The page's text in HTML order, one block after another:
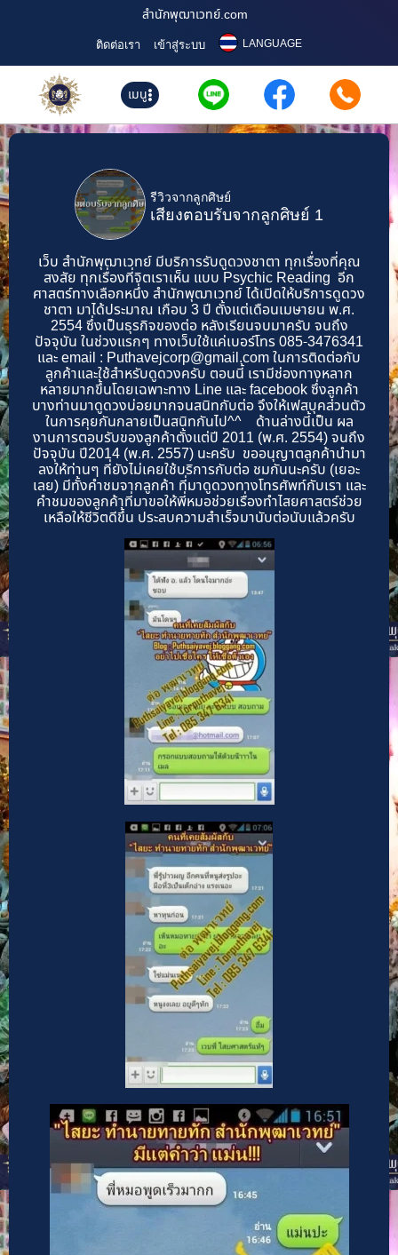
สำนักพุฒาเวทย์.com
ติดต่อเรา เข้าสู่ระบบ LANGUAGE
เมนู
รีวิวจากลูกศิษย์
เสียงตอบรับจากลูกศิษย์ 1
เว็บ สำนักพุฒาเวทย์ มีบริการรับดูดวงชาตา ทุกเรื่องที่คุณ
สงสัย ทุกเรื่องที่จิตเราเห็น แบบ Psychic Reading อีก
ศาสตร์ทางเลือกหนึ่ง สำนักพุฒาเวทย์ ได้เปิดให้บริการดูดวง
ชาตา มาได้ประมาณ เกือบ 3 ปี ตั้งแต่เดือนเมษายน พ.ศ.
2554 ซึ่งเป็นธุรกิจของต่อ หลังเรียนจบมาครับ จนถึง
ปัจจุบัน ในช่วงแรกๆ ทางเว็บใช้แค่เบอร์โทร 085-3476341
และ email : Puthavejcorp@gmail.comในการติดต่อกับ
ลูกค้าและใช้สำหรับดูดวงครับ ตอนนี้ เรามีช่องทางหลาก
หลายมากขึ้นโดยเฉพาะทาง Line และ facebook ซึ่งลูกค้า
บางท่านมาดูดวงบ่อยมากจนสนิทกับต่อ จึงให้เฟสบุคส่วนตัว
ในการคุยกันกลายเป็นสนิทกันไป^^ ด้านล่างนี้เป็น ผล
งานการตอบรับของลูกค้าตั้งแต่ปี 2011 (พ.ศ. 2554) จนถึง
ปัจจุบัน ปี2014 (พ.ศ. 2557) นะครับ ขออนุญาตลูกค้านำมา
ลงให้ท่านๆ ที่ยังไม่เคยใช้บริการกับต่อ ชมกันนะครับ (เยอะ
เลย) มีทั้งคำชมจากลูกค้า ที่มาดูดวงทางโทรศัพท์กับเรา และ
คำชมของลูกค้าที่มาขอให้พี่หมอช่วยเรื่องทำไสยศาสตร์ช่วย
เหลือให้ชีวิตดีขึ้น ประสบความสำเร็จมานับต่อนับแล้วครับ